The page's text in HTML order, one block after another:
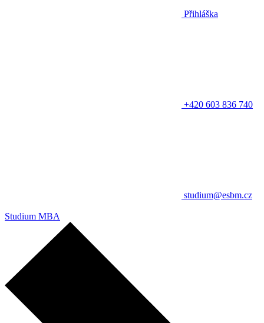
Přihláška
+420 603 836 740
studium@esbm.cz
Studium MBA